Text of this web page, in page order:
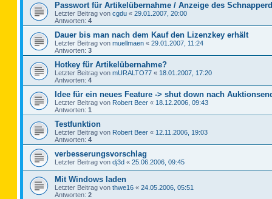
Passwort für Artikelübernahme / Anzeige des
Letzter Beitrag von cgdu « 29.01.2007, 20:00
Antworten: 4
Dauer bis man nach dem Kauf den Lizenzkey erhält
Letzter Beitrag von muellmaen « 29.01.2007, 11:24
Antworten: 3
Hotkey für Artikelübernahme?
Letzter Beitrag von mURALTO77 « 18.01.2007, 17:20
Antworten: 4
Idee für ein neues Feature -> shut down nach
Letzter Beitrag von Robert Beer « 18.12.2006, 09:43
Antworten: 1
Testfunktion
Letzter Beitrag von Robert Beer « 12.11.2006, 19:03
Antworten: 4
verbesserungsvorschlag
Letzter Beitrag von dj3d « 25.06.2006, 09:45
Mit Windows laden
Letzter Beitrag von thwe16 « 24.05.2006, 05:51
Antworten: 2